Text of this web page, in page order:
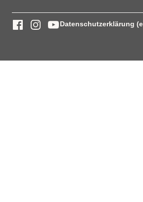
Datenschutzerklärung